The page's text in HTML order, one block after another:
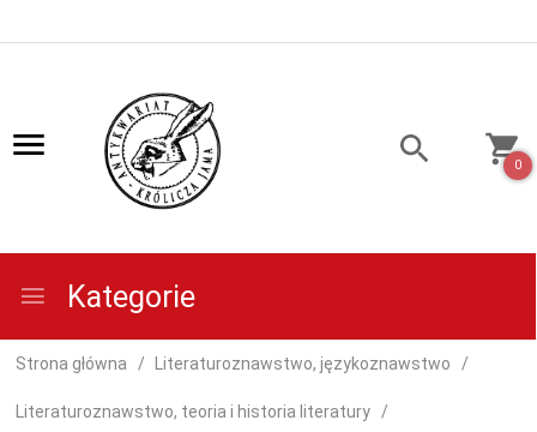
0
Kategorie
Strona główna Literaturoznawstwo, językoznawstwo
Literaturoznawstwo, teoria i historia literatury